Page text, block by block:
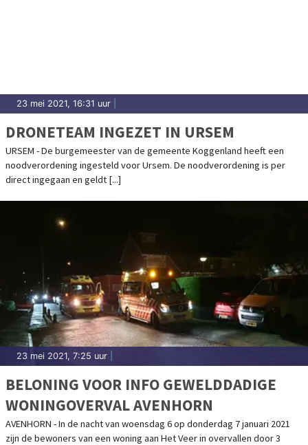
23 mei 2021, 16:31 uur
DRONETEAM INGEZET IN URSEM
URSEM - De burgemeester van de gemeente Koggenland heeft een
noodverordening ingesteld voor Ursem. De noodverordening is per
direct ingegaan en geldt [...]
23 mei 2021, 7:25 uur
BELONING VOOR INFO GEWELDDADIGE
WONINGOVERVAL AVENHORN
AVENHORN - In de nacht van woensdag 6 op donderdag 7 januari 2021
zijn de bewoners van een woning aan Het Veer in overvallen door 3